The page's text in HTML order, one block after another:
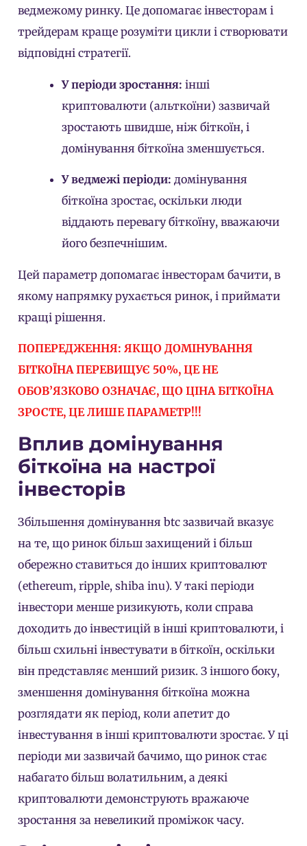
ведмежому ринку. Це допомагає інвесторам і
трейдерам краще розуміти цикли і створювати
відповідні стратегії.
У періоди зростання: інші
криптовалюти (альткоїни) зазвичай
зростають швидше, ніж біткоїн, і
домінування біткоїна зменшується.
У ведмежі періоди: домінування
біткоїна зростає, оскільки люди
віддають перевагу біткоїну, вважаючи
його безпечнішим.
Цей параметр допомагає інвесторам бачити, в
якому напрямку рухається ринок, і приймати
кращі рішення.
ПОПЕРЕДЖЕННЯ: ЯКЩО ДОМІНУВАННЯ
БІТКОЇНА ПЕРЕВИЩУЄ 50%, ЦЕ НЕ
ОБОВ’ЯЗКОВО ОЗНАЧАЄ, ЩО ЦІНА БІТКОЇНА
ЗРОСТЕ, ЦЕ ЛИШЕ ПАРАМЕТР!!!
Вплив домінування
біткоїна на настрої
інвесторів
Збільшення домінування btc зазвичай вказує
на те, що ринок більш захищений і більш
обережно ставиться до інших криптовалют
(ethereum, ripple, shiba inu). У такі періоди
інвестори менше ризикують, коли справа
доходить до інвестицій в інші криптовалюти, і
більш схильні інвестувати в біткоїн, оскільки
він представляє менший ризик. З іншого боку,
зменшення домінування біткоїна можна
розглядати як період, коли апетит до
інвестування в інші криптовалюти зростає. У ці
періоди ми зазвичай бачимо, що ринок стає
набагато більш волатильним, а деякі
криптовалюти демонструють вражаюче
зростання за невеликий проміжок часу.